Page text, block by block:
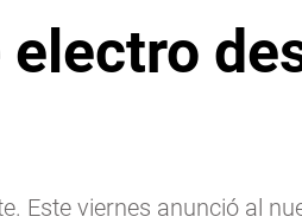
Este viernes anunció al